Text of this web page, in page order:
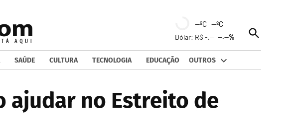
--ºC --ºC
Dólar: R$ -,----.--%
Open
Search
SAÚDE CULTURA TECNOLOGIA EDUCAÇÃO OUTROS
ajudar no Estreito de